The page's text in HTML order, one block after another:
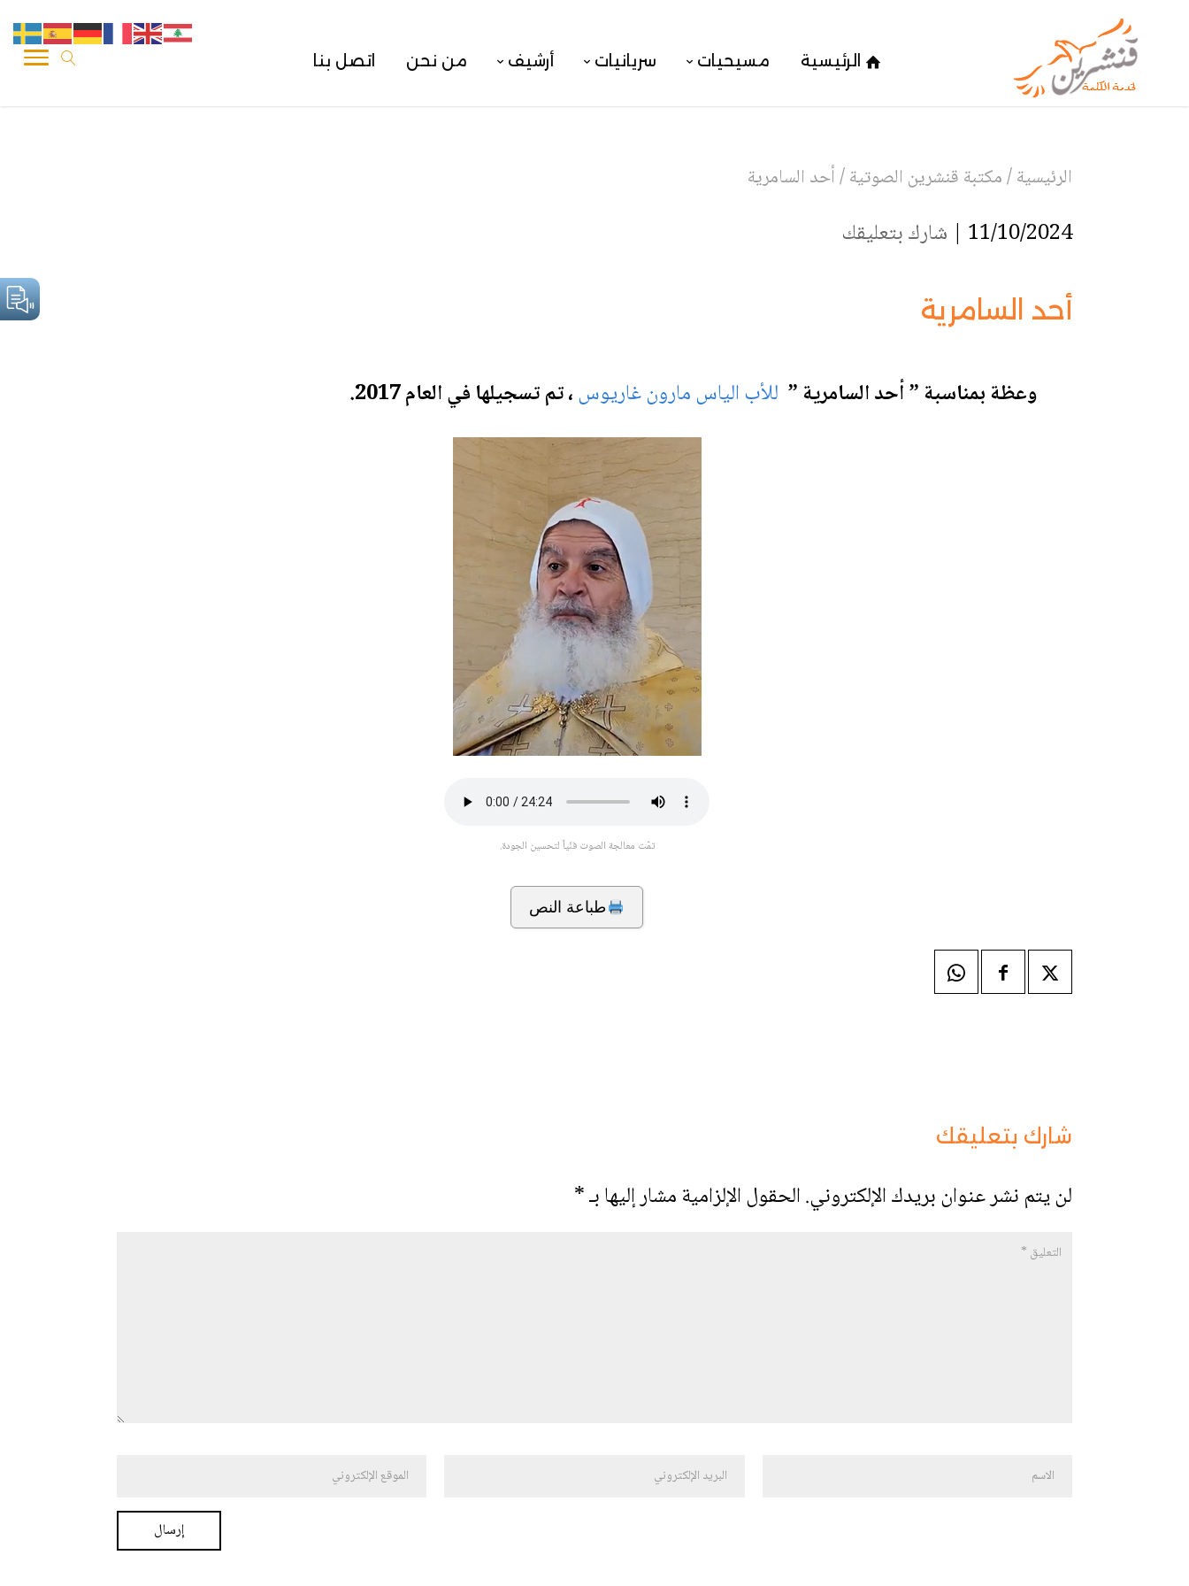
الرئيسية مسيحيات سريانيات أرشيف من نحن اتصل بنا
الرئيسية/مكتبة قنشرين الصوتية/أحد السامرية
11/10/2024 | شارك بتعليقك
أحد السامرية
وعظة بمناسبة ” أحد السامرية ” للأب الياس مارون غاريوس، تم تسجيلها في العام 2017.
تمّت معالجة الصوت فنّياً لتحسين الجودة.
طباعة النص
شارك بتعليقك
لن يتم نشر عنوان بريدك الإلكتروني.الحقول الإلزامية مشار إليها بـ*